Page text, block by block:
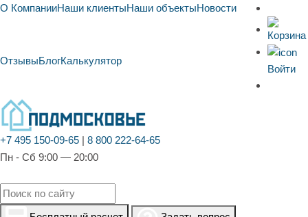
О КомпанииНаши клиентыНаши объектыНовости
ОтзывыБлогКалькулятор
Войти
+7 495 150-09-65 | 8 800 222-64-65
Пн - Сб 9:00 — 20:00